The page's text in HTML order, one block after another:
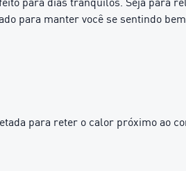
para manter você se sentindo
para reter o calor próximo ao